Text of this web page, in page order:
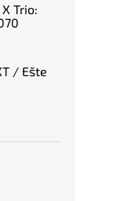
Trio:
/ Ešte